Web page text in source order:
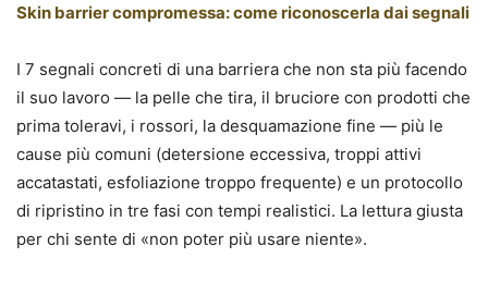
Skin barrier compromessa: come riconoscerla dai segnali
I 7 segnali concreti di una barriera che non sta più facendo
il suo lavoro — la pelle che tira, il bruciore con prodotti che
prima toleravi, i rossori, la desquamazione fine — più le
cause più comuni (detersione eccessiva, troppi attivi
accatastati, esfoliazione troppo frequente) e un protocollo
di ripristino in tre fasi con tempi realistici. La lettura giusta
per chi sente di «non poter più usare niente».